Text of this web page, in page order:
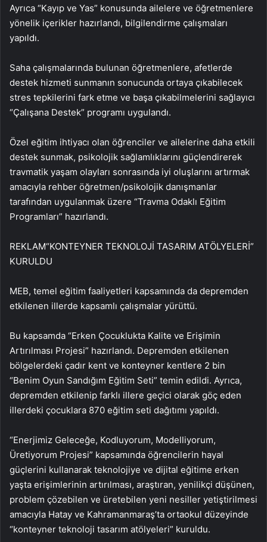
Ayrıca “Kayıp ve Yas” konusunda ailelere ve öğretmenlere
yönelik içerikler hazırlandı, bilgilendirme çalışmaları
yapıldı.
Saha çalışmalarında bulunan öğretmenlere, afetlerde
destek hizmeti sunmanın sonucunda ortaya çıkabilecek
stres tepkilerini fark etme ve başa çıkabilmelerini sağlayıcı
“Çalışana Destek” programı uygulandı.
Özel eğitim ihtiyacı olan öğrenciler ve ailelerine daha etkili
destek sunmak, psikolojik sağlamlıklarını güçlendirerek
travmatik yaşam olayları sonrasında iyi oluşlarını artırmak
amacıyla rehber öğretmen/psikolojik danışmanlar
tarafından uygulanmak üzere “Travma Odaklı Eğitim
Programları” hazırlandı.
REKLAM“KONTEYNER TEKNOLOJİ TASARIM ATÖLYELERİ”
KURULDU
MEB, temel eğitim faaliyetleri kapsamında da depremden
etkilenen illerde kapsamlı çalışmalar yürüttü.
Bu kapsamda “Erken Çocuklukta Kalite ve Erişimin
Artırılması Projesi” hazırlandı. Depremden etkilenen
bölgelerdeki çadır kent ve konteyner kentlere 2 bin
“Benim Oyun Sandığım Eğitim Seti” temin edildi. Ayrıca,
depremden etkilenip farklı illere geçici olarak göç eden
illerdeki çocuklara 870 eğitim seti dağıtımı yapıldı.
“Enerjimiz Geleceğe, Kodluyorum, Modelliyorum,
Üretiyorum Projesi” kapsamında öğrencilerin hayal
güçlerini kullanarak teknolojiye ve dijital eğitime erken
yaşta erişimlerinin artırılması, araştıran, yenilikçi düşünen,
problem çözebilen ve üretebilen yeni nesiller yetiştirilmesi
amacıyla Hatay ve Kahramanmaraş’ta ortaokul düzeyinde
“konteyner teknoloji tasarım atölyeleri” kuruldu.